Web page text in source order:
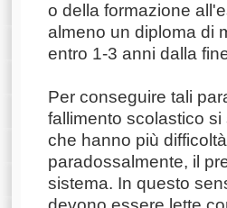
o della formazione
almeno un diploma di
entro 1-3 anni dalla
Per conseguire tali
fallimento scolastico
che hanno più
paradossalmente, il
sistema. In questo